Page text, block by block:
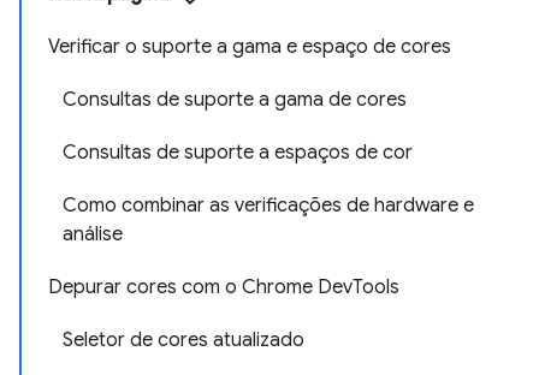
Verificar o suporte a gama e espaço de cores
Consultas de suporte a gama de cores
Consultas de suporte a espaços de cor
Como combinar as verificações de hardware e
análise
Depurar cores com o Chrome DevTools
Seletor de cores atualizado